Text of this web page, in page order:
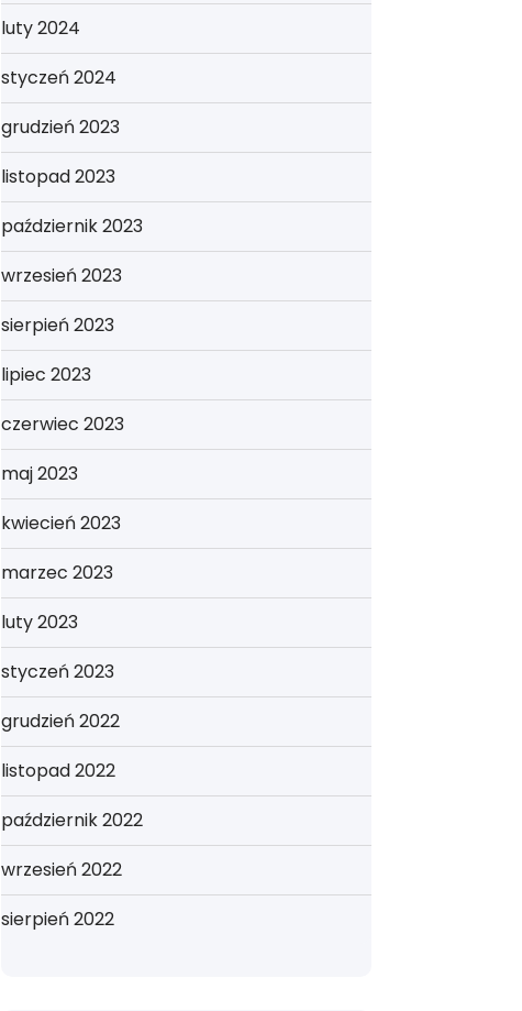
luty 2024
styczeń 2024
grudzień 2023
listopad 2023
październik 2023
wrzesień 2023
sierpień 2023
lipiec 2023
czerwiec 2023
maj 2023
kwiecień 2023
marzec 2023
luty 2023
styczeń 2023
grudzień 2022
listopad 2022
październik 2022
wrzesień 2022
sierpień 2022